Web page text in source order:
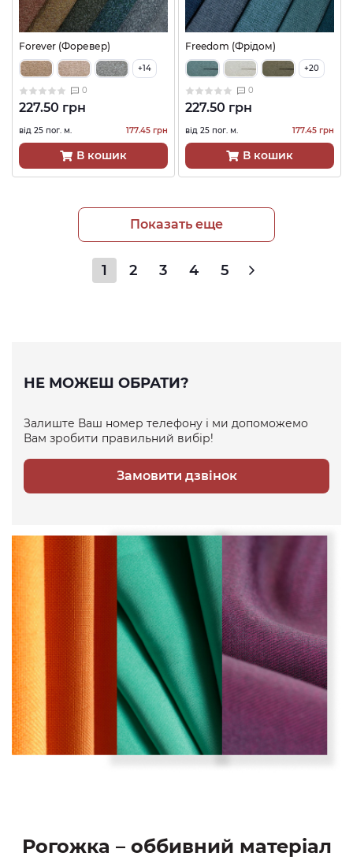
Forever (Форевер)
+14
0
227.50 грн
від 25 пог. м. 177.45 грн
В кошик
Freedom (Фрідом)
+20
0
227.50 грн
від 25 пог. м. 177.45 грн
В кошик
Показать еще
1 2 3 4 5
НЕ МОЖЕШ ОБРАТИ?
Залиште Ваш номер телефону і ми допоможемо
Вам зробити правильний вибір!
Замовити дзвінок
Рогожка – оббивний матеріал